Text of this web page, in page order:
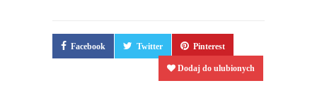
Facebook Twitter Pinterest
Dodaj do ulubionych